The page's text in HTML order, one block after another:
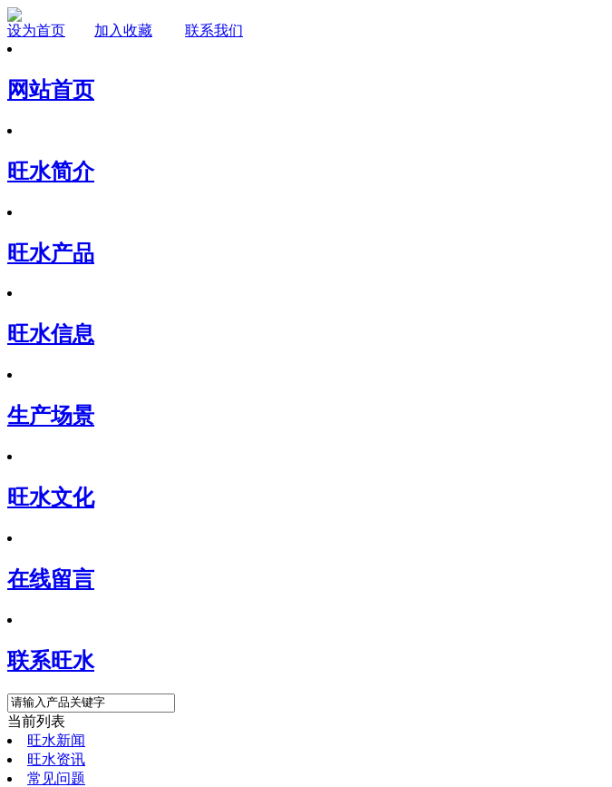
设为首页 加入收藏 联系我们
网站首页
旺水简介
旺水产品
旺水信息
生产场景
旺水文化
在线留言
联系旺水
当前列表
旺水新闻
旺水资讯
常见问题